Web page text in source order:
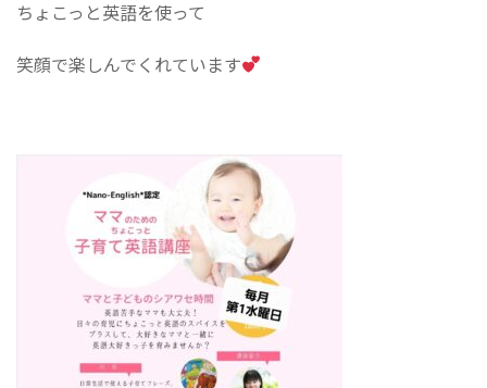
ちょこっと英語を使って
笑顔で楽しんでくれています